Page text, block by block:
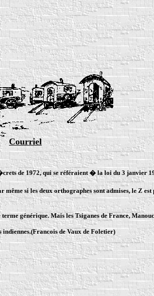
Courriel
de 1972, qui se référaient � la loi du 3 janvier
même si les deux orthographes sont admises, le Z
générique. Mais les Tsiganes de France,
de Vaux de Foletier)